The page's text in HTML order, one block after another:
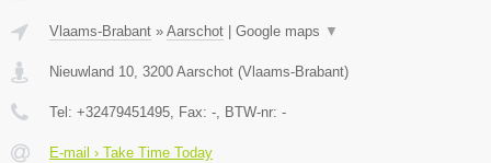
Vlaams-Brabant » Aarschot Google maps ▼
Nieuwland 10, 3200 Aarschot (Vlaams-Brabant)
Tel: +32479451495, Fax: -, BTW-nr: -
E-mail › Take Time Today